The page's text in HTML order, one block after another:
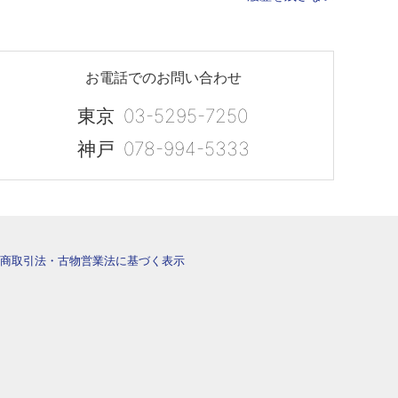
お電話でのお問い合わせ
東京 03-5295-7250
神戸 078-994-5333
取引法・古物営業法に基づく表示